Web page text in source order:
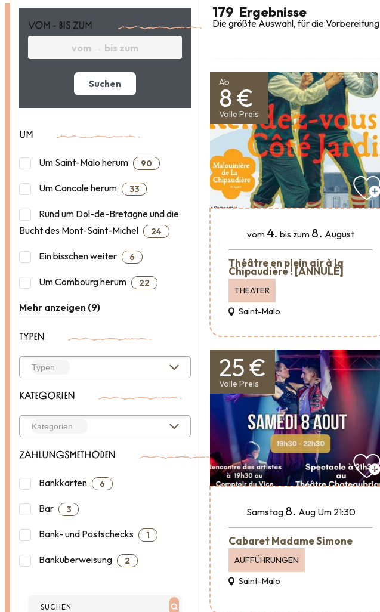
VOM - BIS ZUM
Suchen
UM
Um Saint-Malo herum 90
Um Cancale herum 33
Rund um Dol-de-Bretagne und die
Bucht des Mont-Saint-Michel
24
Ein bisschen weiter 6
Um Combourg herum 22
Mehr anzeigen (9)
TYPEN
KATEGORIEN
ZAHLUNGSMETHODEN
Bankkarten 6
Bar 3
Bank- und Postschecks 1
Banküberweisung 2
179 Ergebnisse
Die größte Auswahl, für die Vorbereitung
Ab
8 €
Volle Preis
vom 4. bis zum 8. August
Théâtre en plein air à la
Chipaudière ! [ANNULÉ]
THEATER
Saint-Malo
25 €
Volle Preis
Samstag 8. Aug Um 21:30
Cabaret Madame Simone
AUFFÜHRUNGEN
Saint-Malo